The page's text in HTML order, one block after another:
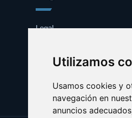
Utilizamos
Usamos cookies y
navegación en
anuncios
Legal
Contacto